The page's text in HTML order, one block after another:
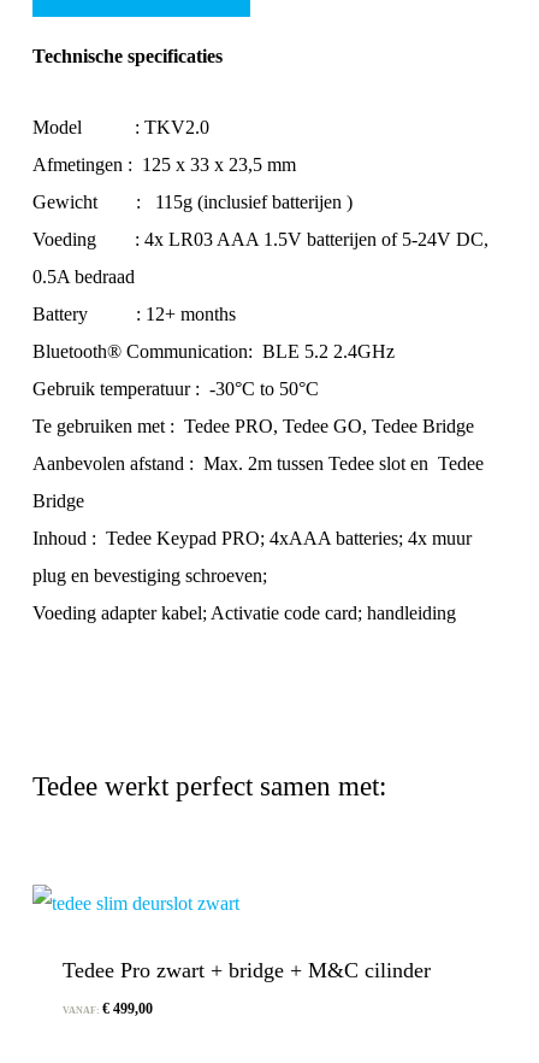
Technische specificaties
Model : TKV2.0
Afmetingen : 125 x 33 x 23,5 mm
Gewicht : 115g (inclusief batterijen )
Voeding : 4x LR03 AAA 1.5V batterijen of 5-24V DC,
0.5A bedraad
Battery : 12+ months
Bluetooth® Communication: BLE 5.2 2.4GHz
Gebruik temperatuur : -30°C to 50°C
Te gebruiken met : Tedee PRO, Tedee GO, Tedee Bridge
Aanbevolen afstand : Max. 2m tussen Tedee slot en Tedee
Bridge
Inhoud : Tedee Keypad PRO; 4xAAA batteries; 4x muur
plug en bevestiging schroeven;
Voeding adapter kabel; Activatie code card; handleiding
Tedee werkt perfect samen met:
Tedee Pro zwart + bridge + M&C cilinder
VANAF: €499,00